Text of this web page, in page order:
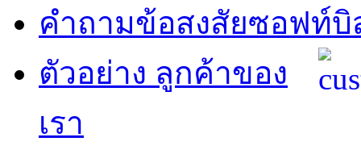
คำถามข้อสงสัยซอฟท์บิ
ตัวอย่าง ลูกค้าของ
เรา